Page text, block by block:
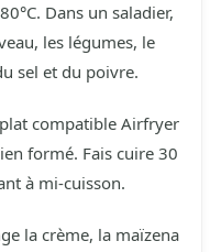
Dans un saladier,
les légumes, le
sel et du poivre.
compatible Airfryer
formé. Fais cuire 30
à mi-cuisson.
la crème, la maïzena